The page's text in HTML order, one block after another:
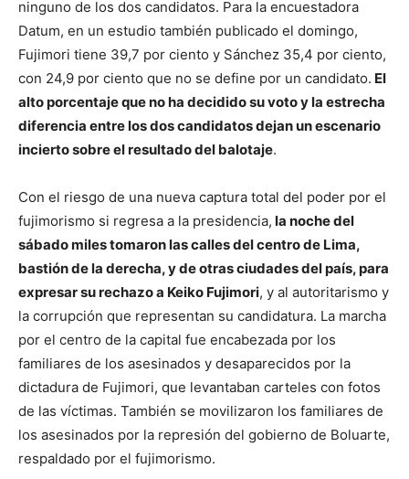
ninguno de los dos candidatos. Para la encuestadora
Datum, en un estudio también publicado el domingo,
Fujimori tiene 39,7 por ciento y Sánchez 35,4 por ciento,
con 24,9 por ciento que no se define por un candidato. El
alto porcentaje que no ha decidido su voto y la estrecha
diferencia entre los dos candidatos dejan un escenario
incierto sobre el resultado del balotaje.
Con el riesgo de una nueva captura total del poder por el
fujimorismo si regresa a la presidencia, la noche del
sábado miles tomaron las calles del centro de Lima,
bastión de la derecha, y de otras ciudades del país, para
expresar su rechazo a Keiko Fujimori, y al autoritarismo y
la corrupción que representan su candidatura. La marcha
por el centro de la capital fue encabezada por los
familiares de los asesinados y desaparecidos por la
dictadura de Fujimori, que levantaban carteles con fotos
de las víctimas. También se movilizaron los familiares de
los asesinados por la represión del gobierno de Boluarte,
respaldado por el fujimorismo.